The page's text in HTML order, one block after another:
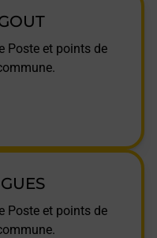
Poste et points de
Poste et points de